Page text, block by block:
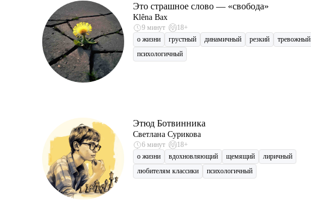
Это страшное слово — «свобода»
Klêna Bax
9 минут
18+
о жизни
грустный динамичный резкий тревожный
психологичный
Этюд Ботвинника
Светлана Сурикова
6 минут
18+
о жизни
вдохновляющий щемящий
лиричный
любителям классики
психологичный